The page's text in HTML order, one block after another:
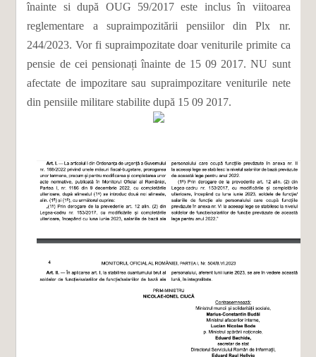
înainte si după OUG 59/2017 este inclus în viitoarea
reglementare a supraimpozitării pensiilor din Plx nr.
244/2023. Vor fi supraimpozitate doar veniturile primite ca
pensie de cei pensionați înainte de 15 09 2017. NU sunt
afectate de impozitare sau supraimpozitare veniturile nete
din pensiile militare stabilite după 15 09 2017.